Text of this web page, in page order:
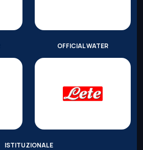
OFFICIAL WATER
ISTITUZIONALE